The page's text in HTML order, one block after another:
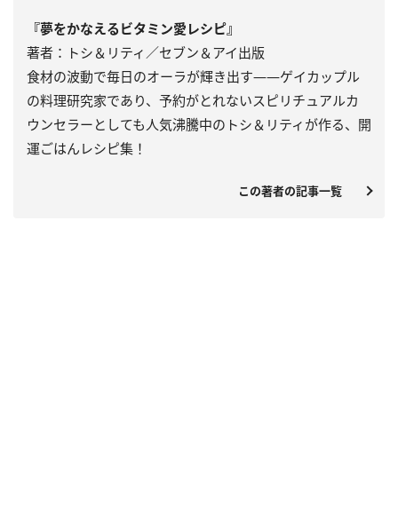
『夢をかなえるビタミン愛レシピ』
著者：トシ＆リティ／セブン＆アイ出版
食材の波動で毎日のオーラが輝き出す――ゲイカップル
の料理研究家であり、予約がとれないスピリチュアルカ
ウンセラーとしても人気沸騰中のトシ＆リティが作る、開
運ごはんレシピ集！
この著者の記事一覧